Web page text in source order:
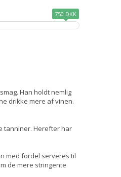
750 DKK
Han holdt nemlig
drikke mere af vinen.
tanniner. Herefter har
med fordel serveres til
de mere stringente